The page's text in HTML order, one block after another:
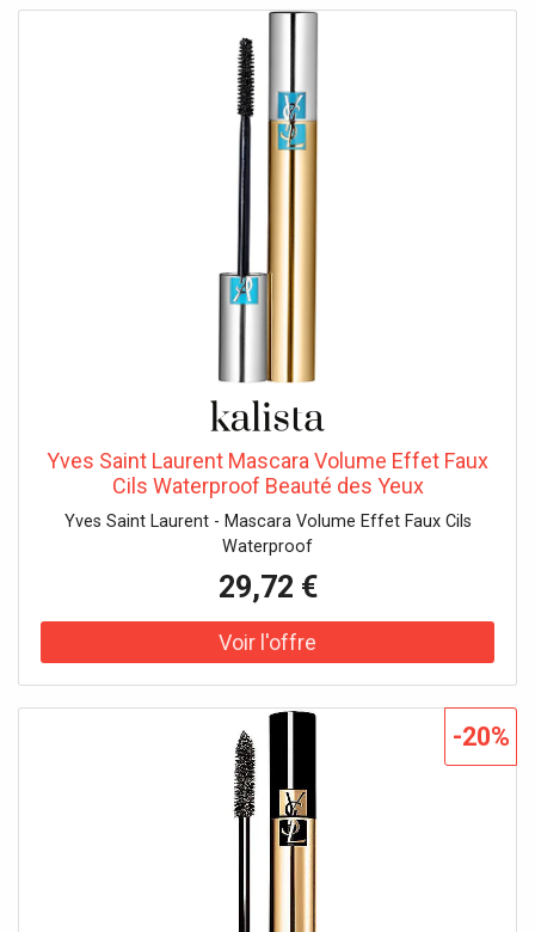
Yves Saint Laurent Mascara Volume Effet Faux
Cils Waterproof Beauté des Yeux
Yves Saint Laurent - Mascara Volume Effet Faux Cils
Waterproof
29,72 €
-20%